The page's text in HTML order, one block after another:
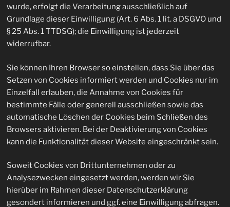
wurde, erfolgt die Verarbeitung ausschließlich auf
Grundlage dieser Einwilligung (Art. 6 Abs. 1 lit. a DSGVO und
§ 25 Abs. 1 TTDSG); die Einwilligung ist jederzeit
widerrufbar.
Sie können Ihren Browser so einstellen, dass Sie über das
Setzen von Cookies informiert werden und Cookies nur im
Einzelfall erlauben, die Annahme von Cookies für
bestimmte Fälle oder generell ausschließen sowie das
automatische Löschen der Cookies beim Schließen des
Browsers aktivieren. Bei der Deaktivierung von Cookies
kann die Funktionalität dieser Website eingeschränkt sein.
Soweit Cookies von Drittunternehmen oder zu
Analysezwecken eingesetzt werden, werden wir Sie
hierüber im Rahmen dieser Datenschutzerklärung
gesondert informieren und ggf. eine Einwilligung abfragen.